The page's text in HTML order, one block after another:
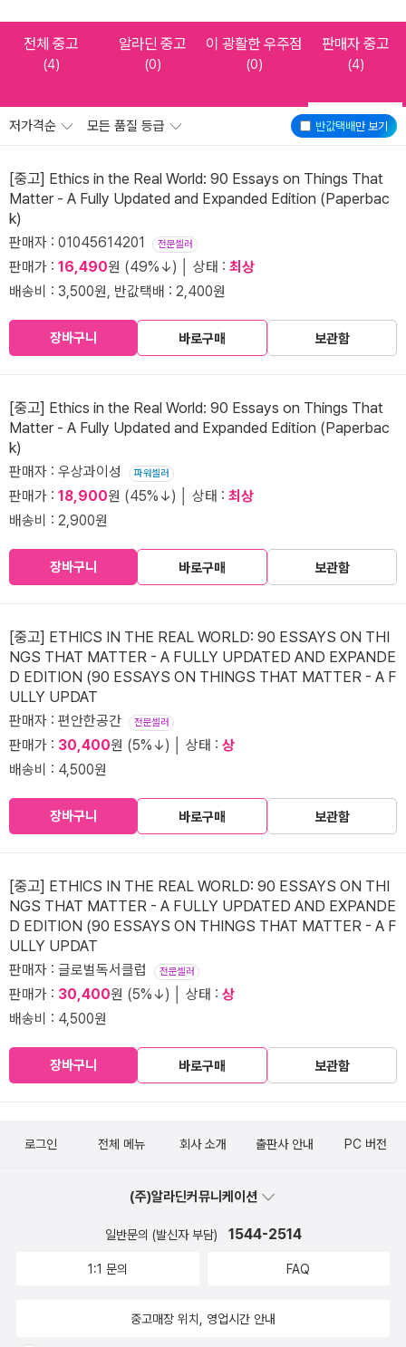
전체 중고
(4)
알라딘 중고
(0)
이 광활한 우주점
(0)
판매자 중고
(4)
반값택배만 보기
저가격순 모든 품질 등급
[중고] Ethics in the Real World: 90 Essays on Things That
Matter - A Fully Updated and Expanded Edition (Paperbac
k)
판매자 : 01045614201 전문셀러
판매가 : 16,490원 (49%↓) │ 상태 : 최상
배송비 : 3,500원, 반값택배 : 2,400원
장바구니 바로구매 보관함
[중고] Ethics in the Real World: 90 Essays on Things That
Matter - A Fully Updated and Expanded Edition (Paperbac
k)
판매자 : 우상과이성 파워셀러
판매가 : 18,900원 (45%↓) │ 상태 : 최상
배송비 : 2,900원
장바구니 바로구매 보관함
[중고] ETHICS IN THE REAL WORLD: 90 ESSAYS ON THI
NGS THAT MATTER - A FULLY UPDATED AND EXPANDE
D EDITION (90 ESSAYS ON THINGS THAT MATTER - A F
ULLY UPDAT
판매자 : 편안한공간 전문셀러
판매가 : 30,400원 (5%↓) │ 상태 : 상
배송비 : 4,500원
장바구니 바로구매 보관함
[중고] ETHICS IN THE REAL WORLD: 90 ESSAYS ON THI
NGS THAT MATTER - A FULLY UPDATED AND EXPANDE
D EDITION (90 ESSAYS ON THINGS THAT MATTER - A F
ULLY UPDAT
판매자 : 글로벌독서클럽 전문셀러
판매가 : 30,400원 (5%↓) │ 상태 : 상
배송비 : 4,500원
장바구니 바로구매 보관함
로그인 전체 메뉴 회사 소개 출판사 안내 PC 버전
(주)알라딘커뮤니케이션
일반문의 (발신자 부담) 1544-2514
1:1 문의 FAQ
중고매장 위치, 영업시간 안내